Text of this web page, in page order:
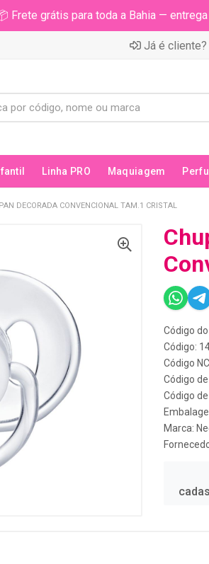
Frete grátis para toda a Bahia —
Já é cliente?
Linha PRO Maquiagem
DECORADA CONVENCIONAL TAM.1 CRISTAL
Código
Código:
Código
Código
Código
Marca: